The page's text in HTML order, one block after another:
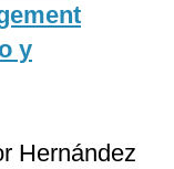
y
Hernández